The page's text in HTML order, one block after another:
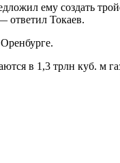
ему создать
ответил Токаев.
в 1,3 трлн куб. м